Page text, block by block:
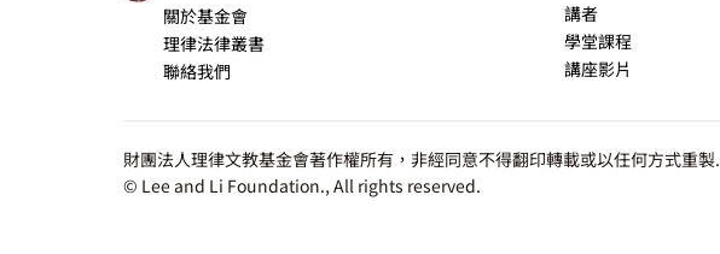
關於基金會
理律法律叢書
聯絡我們
講者
學堂課程
講座影片
財團法人理律文教基金會著作權所有，非經同意不得翻印轉載或以任何方式重製.
© Lee and Li Foundation., All rights reserved.